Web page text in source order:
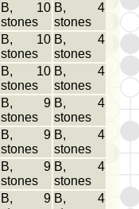
B, 10
stones
B, 4
stones
B, 10
stones
B, 4
stones
B, 10
stones
B, 4
stones
B, 9
stones
B, 4
stones
B, 9
stones
B, 4
stones
B, 9
stones
B, 4
stones
B, 9 B, 4